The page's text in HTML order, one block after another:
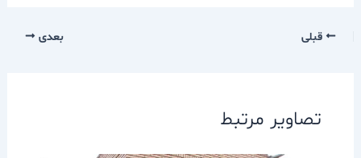
قبلی بعدی
تصاویر مرتبط